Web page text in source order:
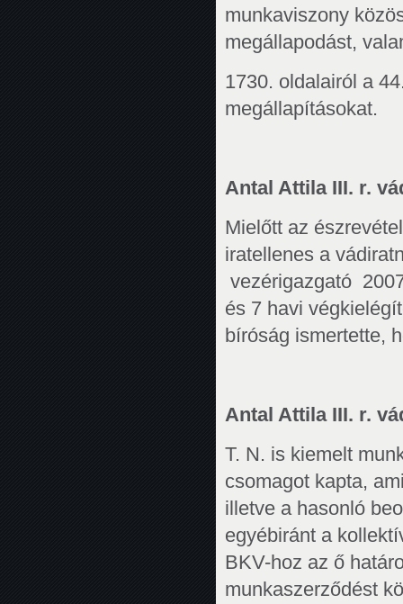
munkaviszony
megállapodást,
1730. oldalairól a
megállapításokat.
Antal Attila III. r.
Mielőtt az
iratellenes a
vezérigazgató
és 7 havi
bíróság ismertette,
Antal Attila III. r.
T. N. is kiemelt
csomagot kapta,
illetve a hasonló
egyébiránt a
BKV-hoz az ő
munkaszerződést